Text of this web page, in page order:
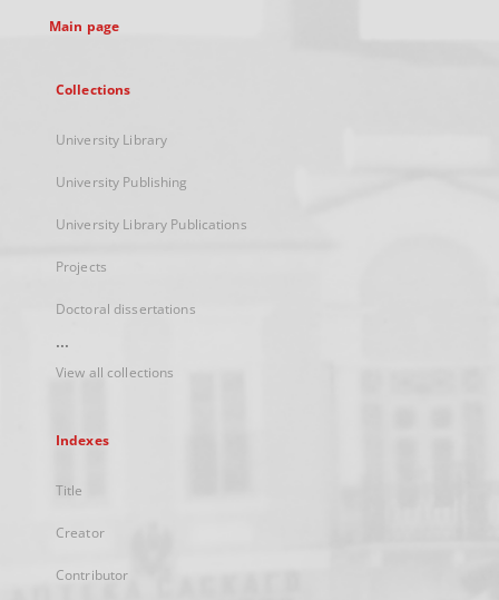
Main page
Collections
University Library
University Publishing
University Library Publications
Projects
Doctoral dissertations
...
View all collections
Indexes
Title
Creator
Contributor